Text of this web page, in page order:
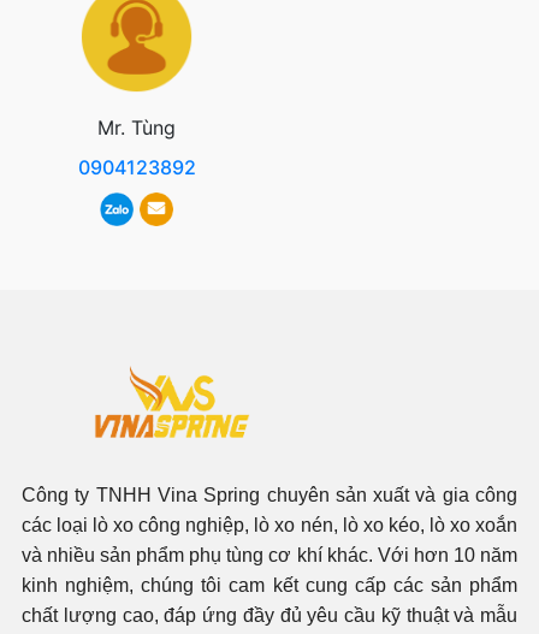
Mr. Tùng
0904123892
Công ty TNHH Vina Spring chuyên sản xuất và gia công
các loại lò xo công nghiệp, lò xo nén, lò xo kéo, lò xo xoắn
và nhiều sản phẩm phụ tùng cơ khí khác. Với hơn 10 năm
kinh nghiệm, chúng tôi cam kết cung cấp các sản phẩm
chất lượng cao, đáp ứng đầy đủ yêu cầu kỹ thuật và mẫu